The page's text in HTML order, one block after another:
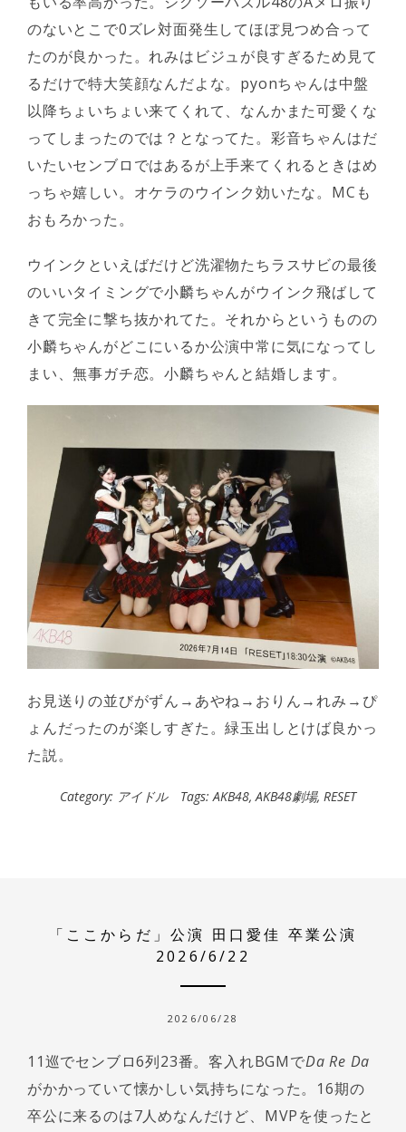
のないとこで0ズレ対面発生してほぼ見つめ合って
たのが良かった。れみはビジュが良すぎるため見て
るだけで特大笑顔なんだよな。pyonちゃんは中盤
以降ちょいちょい来てくれて、なんかまた可愛くな
ってしまったのでは？となってた。彩音ちゃんはだ
いたいセンブロではあるが上手来てくれるときはめ
っちゃ嬉しい。オケラのウインク効いたな。MCも
おもろかった。
ウインクといえばだけど洗濯物たちラスサビの最後
のいいタイミングで小麟ちゃんがウインク飛ばして
きて完全に撃ち抜かれてた。それからというものの
小麟ちゃんがどこにいるか公演中常に気になってし
まい、無事ガチ恋。小麟ちゃんと結婚します。
お見送りの並びがずん→あやね→おりん→れみ→ぴ
ょんだったのが楽しすぎた。緑玉出しとけば良かっ
た説。
Category: アイドル Tags:AKB48,AKB48劇場, RESET
「ここからだ」公演 田口愛佳 卒業公演
2026/6/22
2026/06/28
11巡でセンブロ6列23番。客入れBGMでDa Re Da
がかかっていて懐かしい気持ちになった。16期の
卒公に来るのは7人めなんだけど、MVPを使ったと